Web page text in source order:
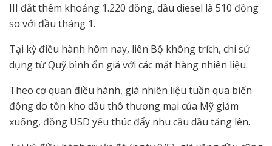
III đắt thêm khoảng 1.220 đồng, dầu diesel là 510 đồng
so với đầu tháng 1.
Tại kỳ điều hành hôm nay, liên Bộ không trích, chi sử
dụng từ Quỹ bình ổn giá với các mặt hàng nhiên liệu.
Theo cơ quan điều hành, giá nhiên liệu tuần qua biến
động do tồn kho dầu thô thương mại của Mỹ giảm
xuống, đồng USD yếu thúc đẩy nhu cầu dầu tăng lên.